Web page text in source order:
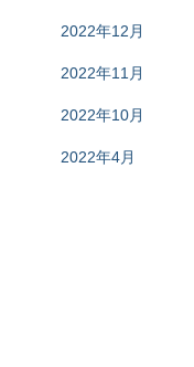
2022年12月
2022年11月
2022年10月
2022年4月